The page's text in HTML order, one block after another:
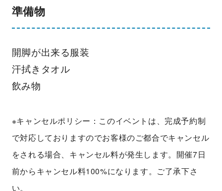
準備物
開脚が出来る服装
汗拭きタオル
飲み物
※キャンセルポリシー：このイベントは、完成予約制
で対応しておりますのでお客様のご都合でキャンセル
をされる場合、キャンセル料が発生します。開催7日
前からキャンセル料100%になります。ご了承下さ
い。